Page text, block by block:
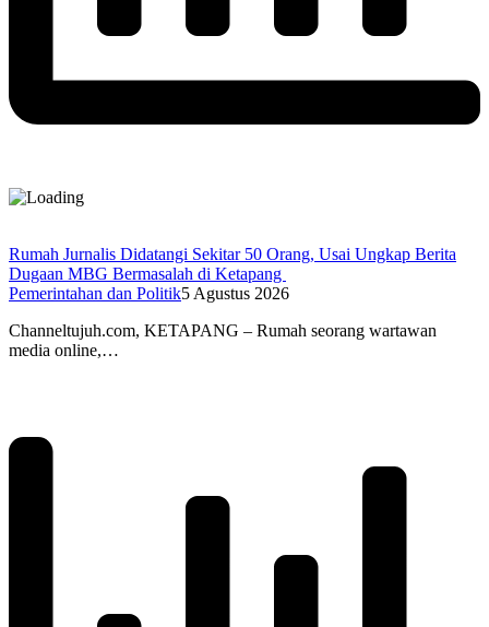
Rumah Jurnalis Didatangi Sekitar 50 Orang, Usai Ungkap Berita
Dugaan MBG Bermasalah di Ketapang
Pemerintahan dan Politik5 Agustus 2026
Channeltujuh.com, KETAPANG – Rumah seorang wartawan
media online,…